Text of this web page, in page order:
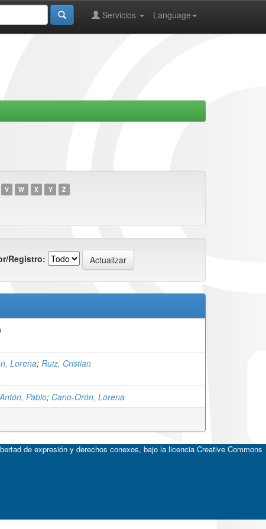
Language
Servicios
V W X Y Z
Registro:
Lorena; Ruiz, Cristian
Pablo; Cano-Orón, Lorena
de expresión y derechos conexos, bajo la licencia Creative Commons